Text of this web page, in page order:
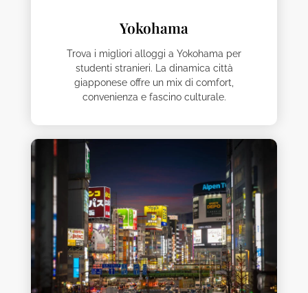
Yokohama
Trova i migliori alloggi a Yokohama per
studenti stranieri. La dinamica città
giapponese offre un mix di comfort,
convenienza e fascino culturale.